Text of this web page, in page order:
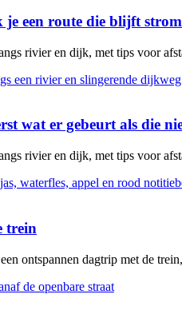
een route die blijft
rivier en dijk, met tips voor
wat er gebeurt als die
rivier en dijk, met tips voor
trein
ontspannen dagtrip met de